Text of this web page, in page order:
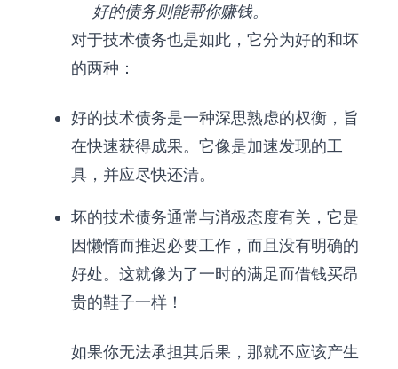
好的债务则能帮你赚钱。
对于技术债务也是如此，它分为好的和坏
的两种：
好的技术债务是一种深思熟虑的权衡，旨
在快速获得成果。它像是加速发现的工
具，并应尽快还清。
坏的技术债务通常与消极态度有关，它是
因懒惰而推迟必要工作，而且没有明确的
好处。这就像为了一时的满足而借钱买昂
贵的鞋子一样！
如果你无法承担其后果，那就不应该产生